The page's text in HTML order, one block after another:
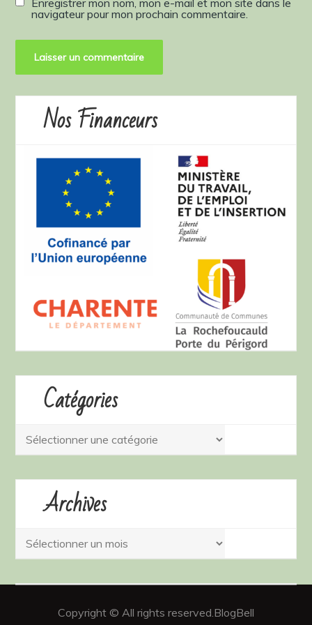
Enregistrer mon nom, mon e-mail et mon site dans le
navigateur pour mon prochain commentaire.
Nos Financeurs
Catégories
Catégories
Archives
Archives
Copyright © All rights reserved.BlogBell